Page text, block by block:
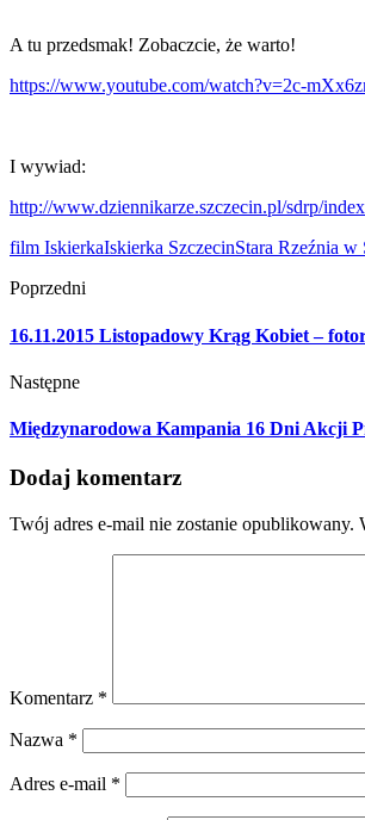
A tu przedsmak! Zobaczcie, że warto!
https://www.youtube.com/watch?v=2c-
I wywiad:
http://www.dziennikarze.szczecin.pl/sdrp/
film IskierkaIskierka SzczecinStara Rzeźnia w
Poprzedni
16.11.2015 Listopadowy Krąg Kobiet –
Następne
Międzynarodowa Kampania 16 Dni Akcji
Dodaj komentarz
Twój adres e-mail nie zostanie opublikowany.
Komentarz *
Nazwa *
Adres e-mail *